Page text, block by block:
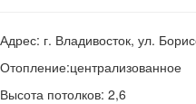
Адрес: г. Владивосток, ул.
Отопление:централизованное
Высота потолков: 2,6